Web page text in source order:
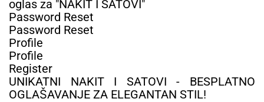
oglas za "NAKIT I SATOVI"
Password Reset
Password Reset
Profile
Profile
Register
UNIKATNI NAKIT I SATOVI - BESPLATNO
OGLAŠAVANJE ZA ELEGANTAN STIL!